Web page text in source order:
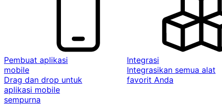
Pembuat aplikasi
mobile
Drag dan drop untuk
aplikasi mobile
sempurna
Integrasi
Integrasikan semua alat
favorit Anda